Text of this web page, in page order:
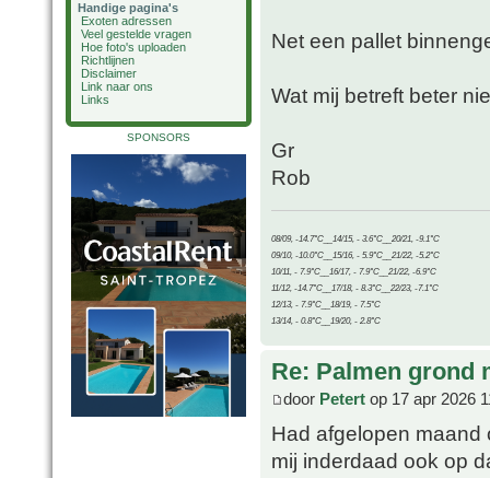
Handige pagina's
Exoten adressen
Veel gestelde vragen
Hoe foto's uploaden
Richtlijnen
Disclaimer
Link naar ons
Links
SPONSORS
Net een pallet
Wat mij betreft beter
Gr
Rob
08/09, -14.7°C__14/15, - 3.6°C__20/21, -9.1°C
09/10, -10.0°C__15/16, - 5.9°C__21/22, -5.2°C
10/11, - 7.9°C__16/17, - 7.9°C__21/22, -6.9°C
11/12, -14.7°C__17/18, - 8.3°C__22/23, -7.1°C
12/13, - 7.9°C__18/19, - 7.5°C
13/14, - 0.8°C__19/20, - 2.8°C
Re: Palmen grond
door Petert op 17 apr 2026
Had afgelopen
mij inderdaad ook op